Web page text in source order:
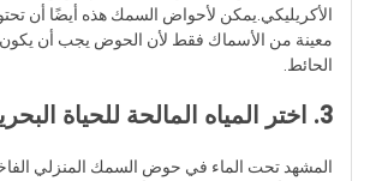
الأكريليكي.يمكن لأحواض السمك هذه أيضًا أن
معينة من الأسماك فقط لأن الحوض يجب أن
الحائط.
3. اختر المياه المالحة للحياة البحرية المذهلة
المشهد تحت الماء في حوض السمك المنزلي